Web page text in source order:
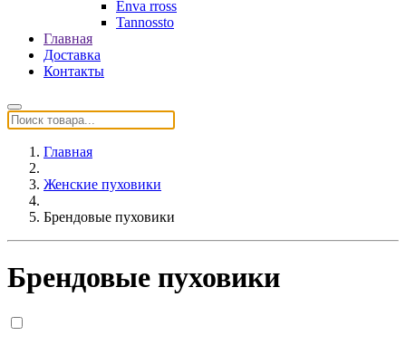
Enva rross
Tannossto
Главная
Доставка
Контакты
Главная
Женские пуховики
Брендовые пуховики
Брендовые пуховики